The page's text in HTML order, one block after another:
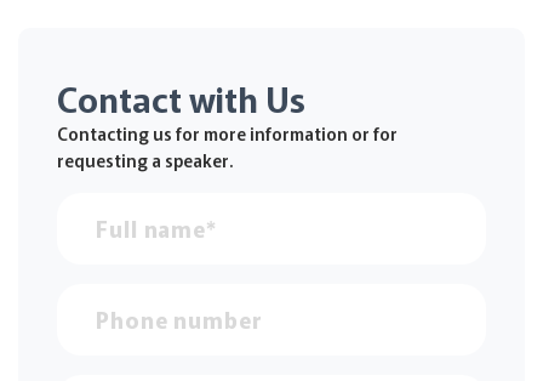
Contact with Us
Contacting us for more information or for
requesting a speaker.